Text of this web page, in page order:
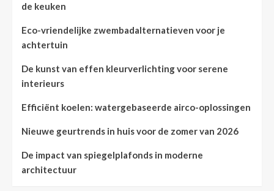
de keuken
Eco-vriendelijke zwembadalternatieven voor je
achtertuin
De kunst van effen kleurverlichting voor serene
interieurs
Efficiënt koelen: watergebaseerde airco-oplossingen
Nieuwe geurtrends in huis voor de zomer van 2026
De impact van spiegelplafonds in moderne
architectuur